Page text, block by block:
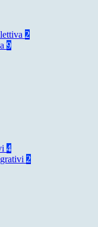
2
9
4
2